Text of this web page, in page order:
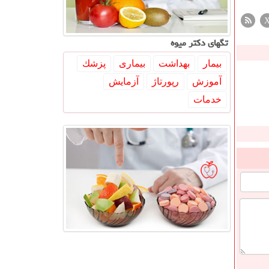
تگهای دكتر میوه
بیمار بهداشت بیماری
پزشك
آموزش
رپورتاژ
آزمایش
خدمات